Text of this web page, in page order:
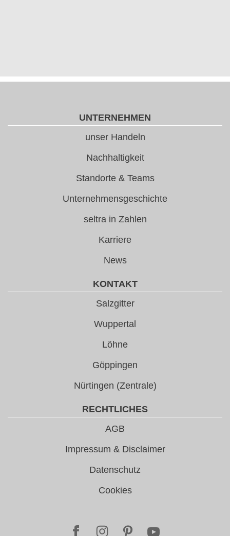
UNTERNEHMEN
unser Handeln
Nachhaltigkeit
Standorte & Teams
Unternehmensgeschichte
seltra in Zahlen
Karriere
News
KONTAKT
Salzgitter
Wuppertal
Löhne
Göppingen
Nürtingen (Zentrale)
RECHTLICHES
AGB
Impressum & Disclaimer
Datenschutz
Cookies